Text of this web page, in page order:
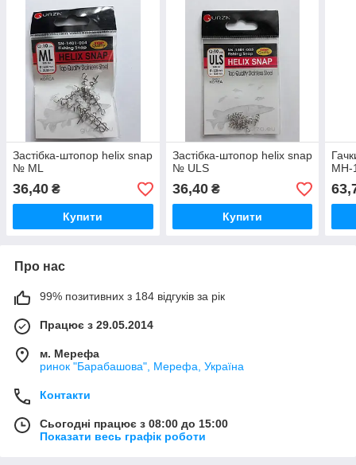
Застібка-штопор helix snap
№ ML
36,40 ₴
Купити
Застібка-штопор helix snap
№ ULS
36,40₴
Купити
Про нас
99% позитивних з 184 відгуків за рік
Працює з 29.05.2014
м. Мерефа
ринок "Барабашова", Мерефа, Україна
Контакти
Сьогодні працює з 08:00 до 15:00
Показати весь графік роботи